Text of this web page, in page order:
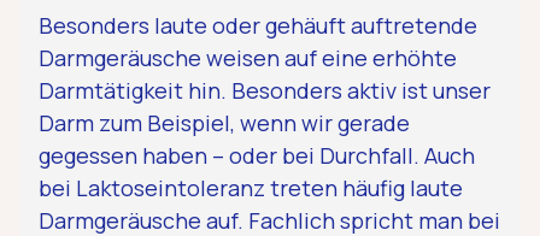
Besonders laute oder gehäuft auftretende
Darmgeräusche weisen auf eine erhöhte
Darmtätigkeit hin. Besonders aktiv ist unser
Darm zum Beispiel, wenn wir gerade
gegessen haben – oder bei Durchfall. Auch
bei Laktoseintoleranz treten häufig laute
Darmgeräusche auf. Fachlich spricht man bei